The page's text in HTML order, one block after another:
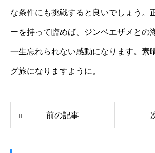
な条件にも挑戦すると良いでしょう。
ーを持って臨めば、ジンベエザメとの
一生忘れられない感動になります。素
グ旅になりますように。
前の記事